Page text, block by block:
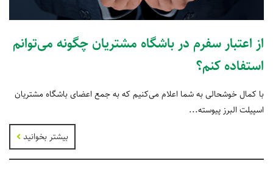
از اعتبار سفرم در باشگاه مشتریان چگونه می‌توانم
استفاده کنم؟
با کمال خوشحالی به شما اعلام می‌کنیم که به جمع اعضای باشگاه مشتریان
اسپیلت البرز پیوسته...
بیشتر بخوانید